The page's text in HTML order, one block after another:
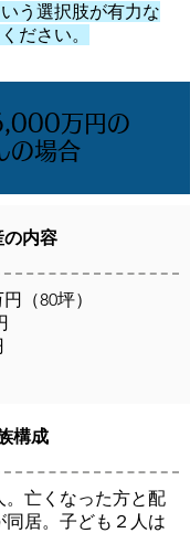
う選択肢が有力な
ださい。
万円の
の場合
の内容
（80坪）
構成
亡くなった方と配
居。子ども２人は